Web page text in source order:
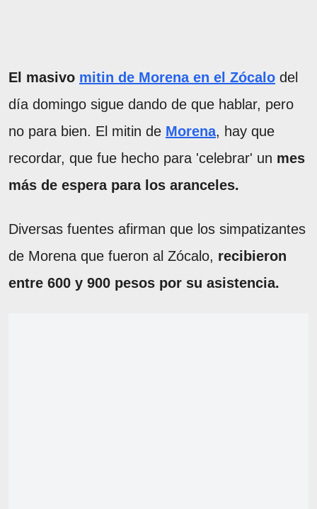
El masivo mitin de Morena en el Zócalo del
día domingo sigue dando de que hablar, pero
no para bien. El mitin de Morena, hay que
recordar, que fue hecho para 'celebrar' un mes
más de espera para los aranceles.
Diversas fuentes afirman que los simpatizantes
de Morena que fueron al Zócalo, recibieron
entre 600 y 900 pesos por su asistencia.